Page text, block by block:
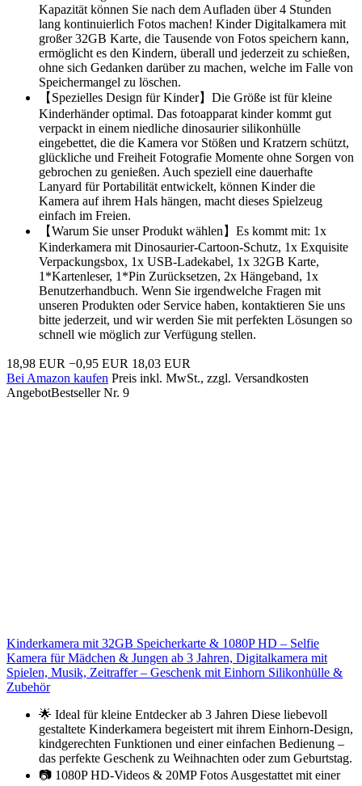
Kapazität können Sie nach dem Aufladen über 4 Stunden
lang kontinuierlich Fotos machen! Kinder Digitalkamera mit
großer 32GB Karte, die Tausende von Fotos speichern kann,
ermöglicht es den Kindern, überall und jederzeit zu schießen,
ohne sich Gedanken darüber zu machen, welche im Falle von
Speichermangel zu löschen.
【Spezielles Design für Kinder】Die Größe ist für kleine
Kinderhänder optimal. Das fotoapparat kinder kommt gut
verpackt in einem niedliche dinosaurier silikonhülle
eingebettet, die die Kamera vor Stößen und Kratzern schützt,
glückliche und Freiheit Fotografie Momente ohne Sorgen von
gebrochen zu genießen. Auch speziell eine dauerhafte
Lanyard für Portabilität entwickelt, können Kinder die
Kamera auf ihrem Hals hängen, macht dieses Spielzeug
einfach im Freien.
【Warum Sie unser Produkt wählen】Es kommt mit: 1x
Kinderkamera mit Dinosaurier-Cartoon-Schutz, 1x Exquisite
Verpackungsbox, 1x USB-Ladekabel, 1x 32GB Karte,
1*Kartenleser, 1*Pin Zurücksetzen, 2x Hängeband, 1x
Benutzerhandbuch. Wenn Sie irgendwelche Fragen mit
unseren Produkten oder Service haben, kontaktieren Sie uns
bitte jederzeit, und wir werden Sie mit perfekten Lösungen so
schnell wie möglich zur Verfügung stellen.
18,98 EUR −0,95 EUR 18,03 EUR
Bei Amazon kaufen Preis inkl. MwSt., zzgl. Versandkosten
AngebotBestseller Nr. 9
Kinderkamera mit 32GB Speicherkarte & 1080P HD – Selfie
Kamera für Mädchen & Jungen ab 3 Jahren, Digitalkamera mit
Spielen, Musik, Zeitraffer – Geschenk mit Einhorn Silikonhülle &
Zubehör
🌟 Ideal für kleine Entdecker ab 3 Jahren Diese liebevoll
gestaltete Kinderkamera begeistert mit ihrem Einhorn-Design,
kindgerechten Funktionen und einer einfachen Bedienung –
das perfekte Geschenk zu Weihnachten oder zum Geburtstag.
📷 1080P HD-Videos & 20MP Fotos Ausgestattet mit einer